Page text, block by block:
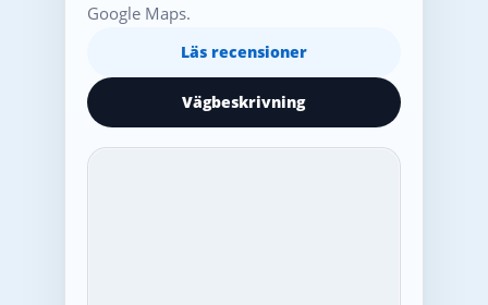
Google Maps.
Läs recensioner
Vägbeskrivning